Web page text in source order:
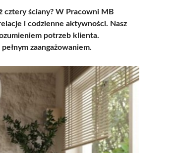
cztery ściany? W Pracowni MB
i codzienne aktywności. Nasz
potrzeb klienta.
zaangażowaniem.